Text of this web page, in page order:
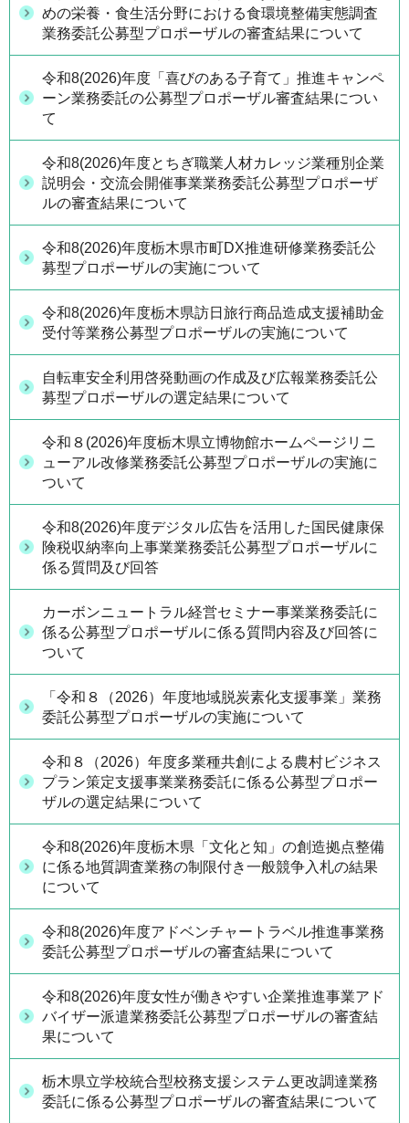
めの栄養・食生活分野における食環境整備実態調査
業務委託公募型プロポーザルの審査結果について
令和8(2026)年度「喜びのある子育て」推進キャンペ
ーン業務委託の公募型プロポーザル審査結果につい
て
令和8(2026)年度とちぎ職業人材カレッジ業種別企業
説明会・交流会開催事業業務委託公募型プロポーザ
ルの審査結果について
令和8(2026)年度栃木県市町DX推進研修業務委託公
募型プロポーザルの実施について
令和8(2026)年度栃木県訪日旅行商品造成支援補助金
受付等業務公募型プロポーザルの実施について
自転車安全利用啓発動画の作成及び広報業務委託公
募型プロポーザルの選定結果について
令和８(2026)年度栃木県立博物館ホームページリニ
ューアル改修業務委託公募型プロポーザルの実施に
ついて
令和8(2026)年度デジタル広告を活用した国民健康保
険税収納率向上事業業務委託公募型プロポーザルに
係る質問及び回答
カーボンニュートラル経営セミナー事業業務委託に
係る公募型プロポーザルに係る質問内容及び回答に
ついて
「令和８（2026）年度地域脱炭素化支援事業」業務
委託公募型プロポーザルの実施について
令和８（2026）年度多業種共創による農村ビジネス
プラン策定支援事業業務委託に係る公募型プロポー
ザルの選定結果について
令和8(2026)年度栃木県「文化と知」の創造拠点整備
に係る地質調査業務の制限付き一般競争入札の結果
について
令和8(2026)年度アドベンチャートラベル推進事業務
委託公募型プロポーザルの審査結果について
令和8(2026)年度女性が働きやすい企業推進事業アド
バイザー派遣業務委託公募型プロポーザルの審査結
果について
栃木県立学校統合型校務支援システム更改調達業務
委託に係る公募型プロポーザルの審査結果について